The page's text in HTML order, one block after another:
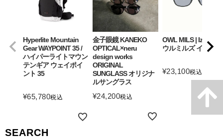
SEARCH
Hyperlite Mountain
Gear WAYPOINT 35 /
ハイパーライトマウン
テンギア ウェイポイ
ント 35
¥65,780税込
金子眼鏡 KANEKO
OPTICAL×neru
design works
ORIGINAL
SUNGLASS オリジナ
ルサングラス
¥24,200税込
OWL MILS | Izanagi
ウルミルズ イザナギ
¥23,100税込
詳細を見る